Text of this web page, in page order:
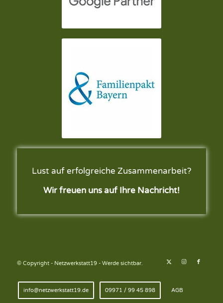
Lust auf erfolgreiche Zusammenarbeit?
Wir freuen uns auf Ihre Nachricht!
© Copyright - Netzwerkstatt19 - Werde sichtbar.
info@netzwerkstatt19.de 09971 / 99 45 898 AGB